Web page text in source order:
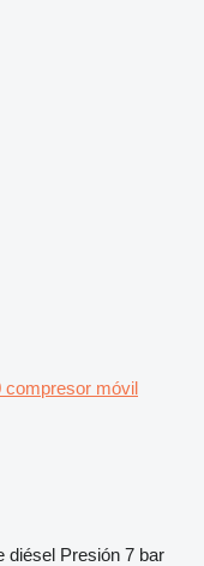
compresor móvil
diésel Presión 7 bar